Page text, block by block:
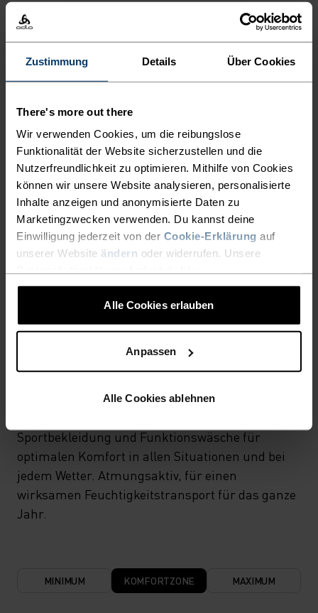
Zustimmung Details Über Cookies
There's more out there
Wir verwenden Cookies, um die reibungslose
Funktionalität der Website sicherzustellen und die
Nutzerfreundlichkeit zu optimieren. Mithilfe von Cookies
können wir unsere Website analysieren, personalisierte
Inhalte anzeigen und anonymisierte Daten zu
Marketingzwecken verwenden. Du kannst deine
Einwilligung jederzeit von der Cookie-Erklärung auf
unserer Website ändern oder widerrufen. Unsere
Alle Cookies erlauben
Anpassen
Alle Cookies ablehnen
NIEDRIG HOCH
Trail Running - Wandern - Running
MATERIALEIGENSCHAFTEN
MISCHUNG AUS MERINOWOLLE UND POLYESTER
Dieser Materialmix vereint die Weichheit und
Atmungsaktivität von Merinowolle mit der
Strapazierfähigkeit und den schnelltrocknenden
Eigenschaften von Polyester. Als leichte Alternative zu
reiner Merinowolle ist er ideal für schweisstreibende
Aktivitäten.
TEMPERATUR-KONTROLL-SYSTEM
LIGHT
Sportbekleidung und Funktionswäsche für
optimalen Komfort in allen Situationen und bei
jedem Wetter. Atmungsaktiv, für einen
wirksamen Feuchtigkeitstransport für das ganze
Jahr.
MINIMUM KOMFORTZONE MAXIMUM